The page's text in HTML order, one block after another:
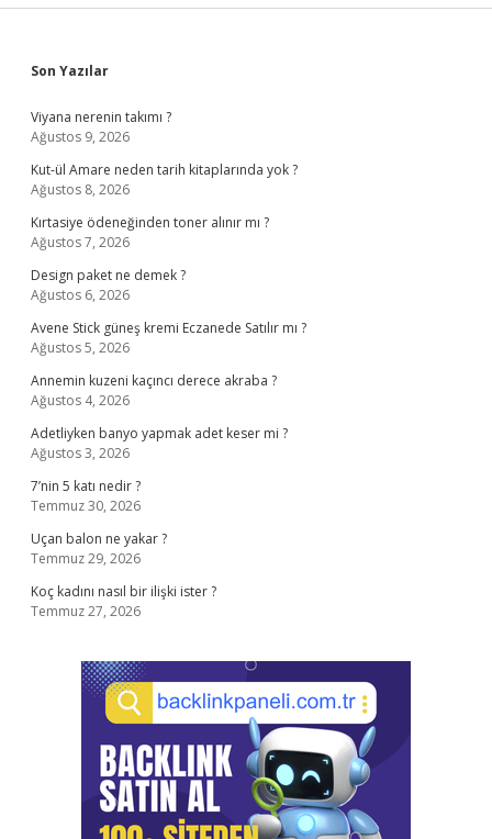
Sidebar
Son Yazılar
Viyana nerenin takımı ?
Ağustos 9, 2026
Kut-ül Amare neden tarih kitaplarında yok ?
Ağustos 8, 2026
Kırtasiye ödeneğinden toner alınır mı ?
Ağustos 7, 2026
Design paket ne demek ?
Ağustos 6, 2026
Avene Stick güneş kremi Eczanede Satılır mı ?
Ağustos 5, 2026
Annemin kuzeni kaçıncı derece akraba ?
Ağustos 4, 2026
Adetliyken banyo yapmak adet keser mi ?
Ağustos 3, 2026
7’nin 5 katı nedir ?
Temmuz 30, 2026
Uçan balon ne yakar ?
Temmuz 29, 2026
Koç kadını nasıl bir ilişki ister ?
Temmuz 27, 2026